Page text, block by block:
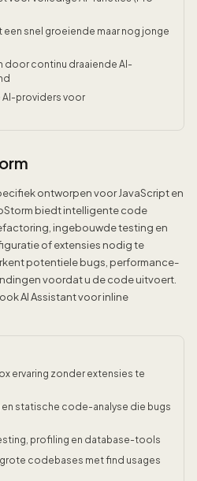
snel groeiende maar nog jonge
door continu draaiende AI-
AI-providers voor
ontworpen voor JavaScript en
biedt intelligente code
ingebouwde testing en
of extensies nodig te
potentiele bugs, performance-
voordat u de code uitvoert.
AI Assistant voor inline
ervaring zonder extensies te
statische code-analyse die bugs
profiling en database-tools
codebases met find usages